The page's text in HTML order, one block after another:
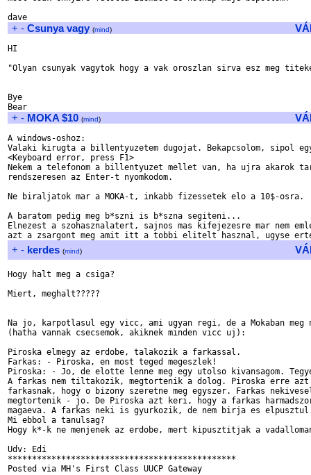
+ - Csunya vagy (mind)
HI
"Olyan csunyak vagytok hogy a vak oroszlan sirva esz meg
Bye
+ - MOKA $10 (mind)
A windows-oshoz:
Valaki kirugta a billentyuzetem dugojat. Bekapcsolom, sipol
<Keyboard error, press F1>
Nekem a telefonom a billentyuzet mellet van, ha ujra akarok
rendszeresen az Enter-t nyomkodom.
Ne biraljatok mar a MOKA-t, inkabb fizessetek elo a 10$-osra.
A baratom pedig meg b*szni is b*szna segiteni...
Elnezest a szohasznalatert, sajnos mas kifejezesre mar nem
+ - kerdes (mind)
Hogy halt meg a csiga?
Miert, meghalt?????
Na jo, karpotlasul egy vicc, ami ugyan regi, de a Mokaban meg
(hatha vannak csecsemok, akiknek minden vicc uj):
Piroska elmegy az erdobe, talakozik a farkassal.
Farkas: - Piroska, en most teged megeszlek!
Piroska: - Jo, de elotte lenne meg egy utolso kivansagom.
A farkas nem tiltakozik, megtortenik a dolog. Piroska erre azt
farkasnak, hogy o bizony szeretne meg egyszer. Farkas
megtortenik - jo. De Piroska azt keri, hogy a farkas
magaeva. A farkas neki is gyurkozik, de nem birja es
Mi ebbol a tanulsag?
Hogy k*-k ne menjenek az erdobe, mert kipusztitjak a
Udv: Edi
***********************************************
Posted via MH's First Class UUCP Gateway